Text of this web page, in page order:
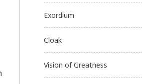
Exordium
Cloak
Vision of Greatness